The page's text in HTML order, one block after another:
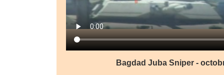
Bagdad Juba Sniper -